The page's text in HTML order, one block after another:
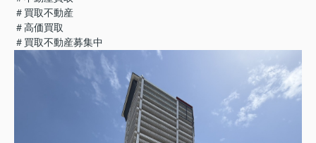
＃買取不動産
＃高価買取
＃買取不動産募集中